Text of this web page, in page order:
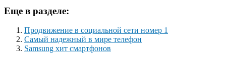
Еще в разделе:
Продвижение в социальной сети номер 1
Самый надежный в мире телефон
Samsung хит смартфонов